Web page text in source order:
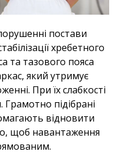
постави
хребетного
та тазового пояса
який утримує
При їх слабкості
підібрані
відновити
щоб навантаження